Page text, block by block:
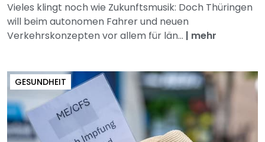
Vieles klingt noch wie Zukunftsmusik: Doch Thüringen
will beim autonomen Fahrer und neuen
Verkehrskonzepten vor allem für län... | mehr
GESUNDHEIT